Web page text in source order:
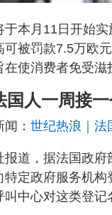
于本月11日开始
可被罚款7.5万欧
在使消费者免受滋
国人一周接
： 世纪热浪｜法
报道，据法国政
特定政府服务机
叫中心对这类登记